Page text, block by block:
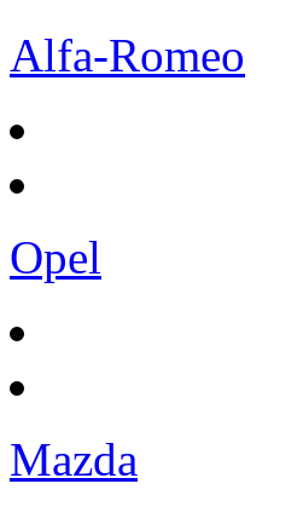
Alfa-Romeo
Opel
Mazda